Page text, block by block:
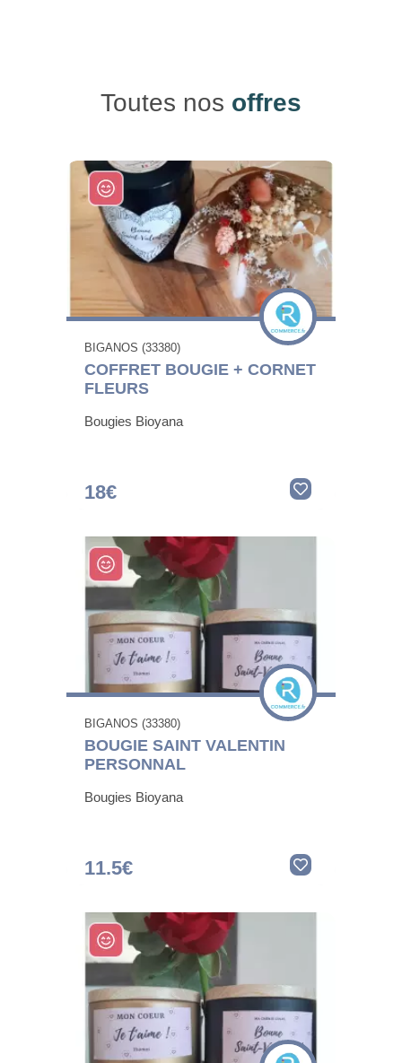
Toutes nos offres
BIGANOS (33380)
COFFRET BOUGIE + CORNET
FLEURS
Bougies Bioyana
18€
BIGANOS (33380)
BOUGIE SAINT VALENTIN
PERSONNAL
Bougies Bioyana
11.5€